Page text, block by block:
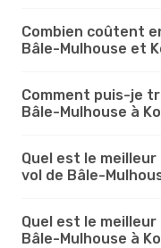
Combien coûtent
Bâle-Mulhouse et
Comment puis-je
Bâle-Mulhouse à
Quel est le
vol de Bâle-
Quel est le
Bâle-Mulhouse à